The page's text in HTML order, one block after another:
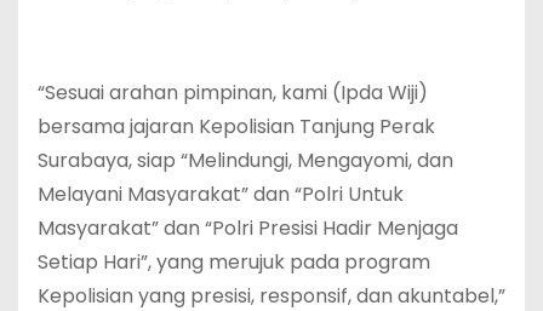
“Sesuai arahan pimpinan, kami (Ipda Wiji)
bersama jajaran Kepolisian Tanjung Perak
Surabaya, siap “Melindungi, Mengayomi, dan
Melayani Masyarakat” dan “Polri Untuk
Masyarakat” dan “Polri Presisi Hadir Menjaga
Setiap Hari”, yang merujuk pada program
Kepolisian yang presisi, responsif, dan akuntabel,”